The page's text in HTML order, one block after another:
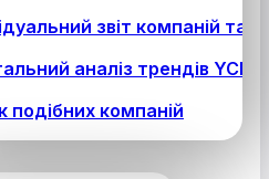
звіт компаній та
аналіз трендів YCM
подібних компаній